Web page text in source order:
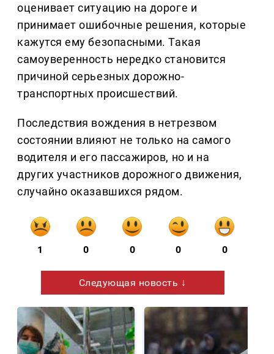
оценивает ситуацию на дороге и
принимает ошибочные решения, которые
кажутся ему безопасными. Такая
самоуверенность нередко становится
причиной серьезных дорожно-
транспортных происшествий.
Последствия вождения в нетрезвом
состоянии влияют не только на самого
водителя и его пассажиров, но и на
других участников дорожного движения,
случайно оказавшихся рядом.
1 0 0 0 0
Следующая новость ↓